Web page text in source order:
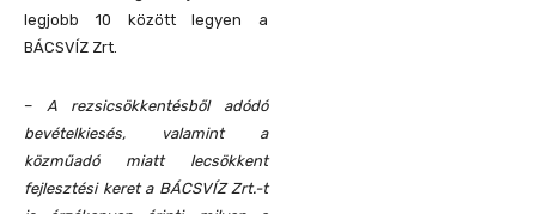
legjobb 10 között legyen a
BÁCSVÍZ Zrt.
– A rezsicsökkentésből adódó
bevételkiesés, valamint a
közműadó miatt lecsökkent
fejlesztési keret a BÁCSVÍZ Zrt.-t